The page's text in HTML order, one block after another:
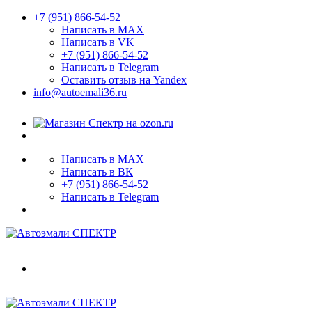
+7 (951) 866-54-52
Написать в MAX
Написать в VK
+7 (951) 866-54-52
Написать в Telegram
Оставить отзыв на Yandex
info@autoemali36.ru
Написать в MAX
Написать в ВК
+7 (951) 866-54-52
Написать в Telegram